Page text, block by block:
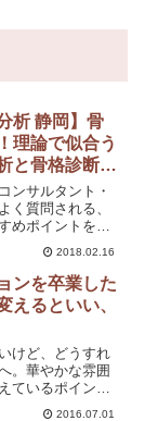
析 静岡】骨
理論で似合う
と骨格診断の
ンサルタント・
く質問される、
めポイントを書
の体型分析です
とは一線を画し
くて、どちらが
で...
2018.02.16
ンを卒業した
えるといい、
けど、どうすれ
。華やかな雰囲
ているポイント
なる色の選び方
2016.07.01